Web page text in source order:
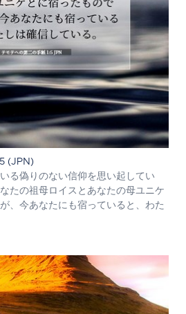
(JPN)
る偽りのない信仰を思い起してい
たの祖母ロイスとあなたの母ユニケ
、今あなたにも宿っていると、わた